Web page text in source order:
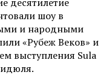
шоу в
и народными
«Рубеж Веков» и
выступления Sula